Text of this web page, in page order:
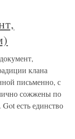
клана
письменно, с
сожжены по
есть единство